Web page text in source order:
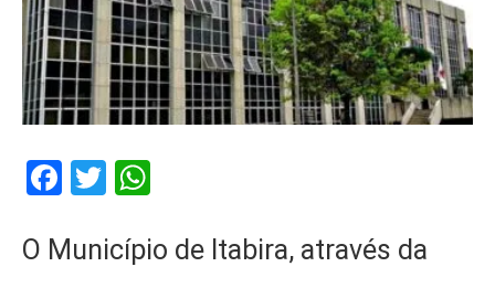
Facebook
Twitter
O Município de Itabira, através da